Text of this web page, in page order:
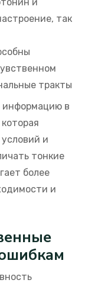
так
тракты
информацию в
и
тонкие
более
и